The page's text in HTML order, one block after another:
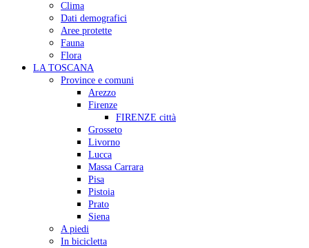
Clima
Dati demografici
Aree protette
Fauna
Flora
LA TOSCANA
Province e comuni
Arezzo
Firenze
FIRENZE città
Grosseto
Livorno
Lucca
Massa Carrara
Pisa
Pistoia
Prato
Siena
A piedi
In bicicletta